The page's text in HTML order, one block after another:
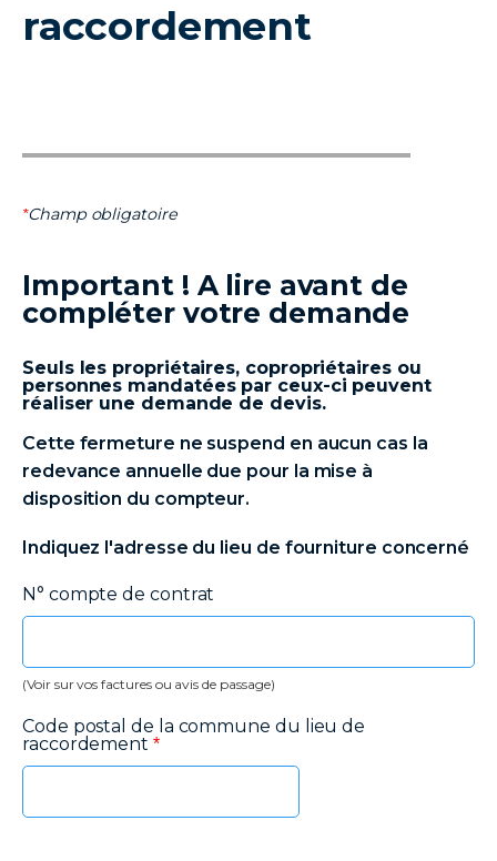
raccordement
Champ obligatoire
Important ! A lire avant de
compléter votre demande
Seuls les propriétaires, copropriétaires ou
personnes mandatées par ceux-ci peuvent
réaliser une demande de devis​​​​​​​.
Cette fermeture ne suspend en aucun cas la
redevance annuelle due pour la mise à
disposition du compteur.
Indiquez l'adresse du lieu de fourniture concerné
N° compte de contrat
(Voir sur vos factures ou avis de passage)
Code postal de la commune du lieu de
raccordement